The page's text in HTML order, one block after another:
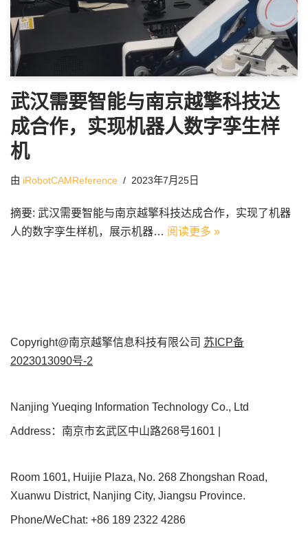
武汉需要智能与南京越擎科技达
成合作，实现机器人数字孪生样
机
由 iRobotCAMReference 2023年7月25日
摘要: 武汉需要智能与南京越擎科技达成合作，实现了机器
人的数字孪生样机，展示机器… 阅读更多 »
Copyright@南京越擎信息科技有限公司 苏ICP备
2023013090号-2
Nanjing Yueqing Information Technology Co., Ltd
Address：南京市玄武区中山路268号1601 |
Room 1601, Huijie Plaza, No. 268 Zhongshan Road,
Xuanwu District, Nanjing City, Jiangsu Province.
Phone/WeChat: +86 189 2322 4286